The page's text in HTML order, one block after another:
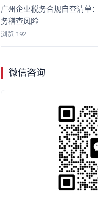
广州企业税务合规自查清单
务稽查风险
浏览 192
微信咨询